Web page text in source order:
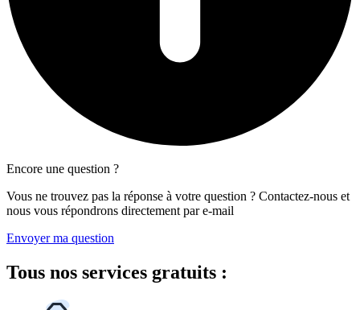
Encore une question ?
Vous ne trouvez pas la réponse à votre question ? Contactez-nous et
nous vous répondrons directement par e-mail
Envoyer ma question
Tous nos services gratuits :